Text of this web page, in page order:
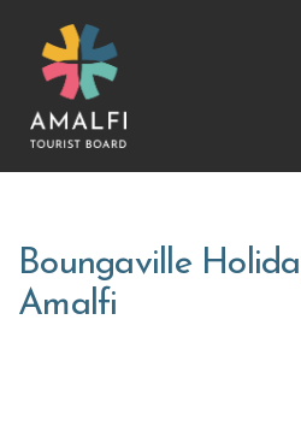
Boungaville
Amalfi